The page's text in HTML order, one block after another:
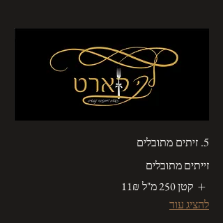
5. זיתים מתובלים
זייתים מתובלים
קטן 250 מ"ל
‏11 ‏₪
להציג עוד